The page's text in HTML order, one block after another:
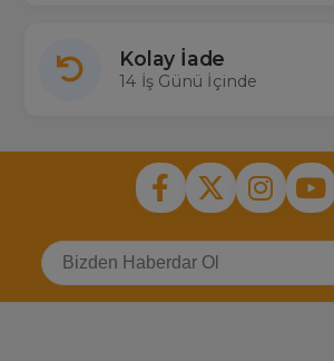
Kolay İade
14 İş Günü İçinde